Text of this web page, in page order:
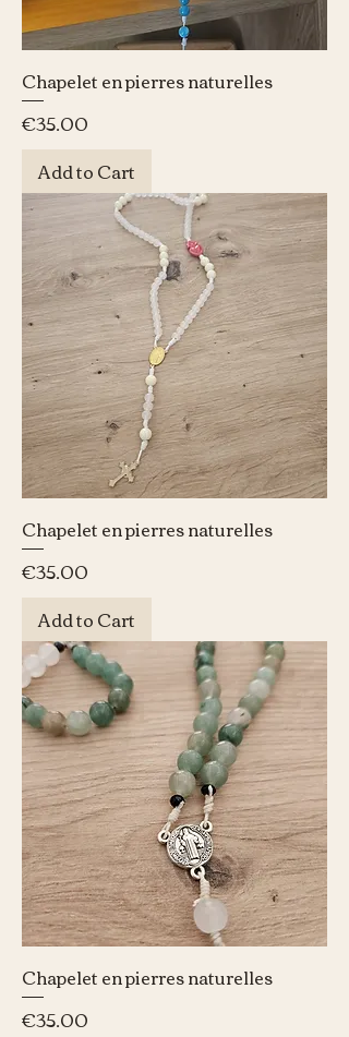
Chapelet en pierres naturelles
Price
€35.00
Add to Cart
Chapelet en pierres naturelles
Price
€35.00
Add to Cart
Chapelet en pierres naturelles
Price
€35.00